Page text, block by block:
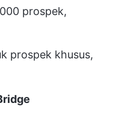
prospek,
prospek khusus,